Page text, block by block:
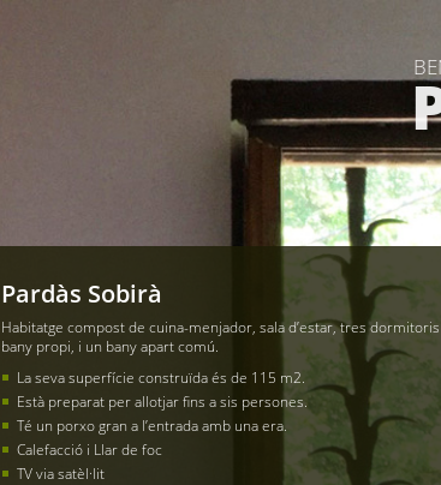
Pardàs Sobirà
Habitatge compost de cuina-menjador, sala d’estar, tres
bany propi, i un bany apart comú.
La seva superfície construïda és de 115 m2.
Està preparat per allotjar fins a sis persones.
Té un porxo gran a l’entrada amb una era.
Calefacció i Llar de foc
TV via satèl·lit